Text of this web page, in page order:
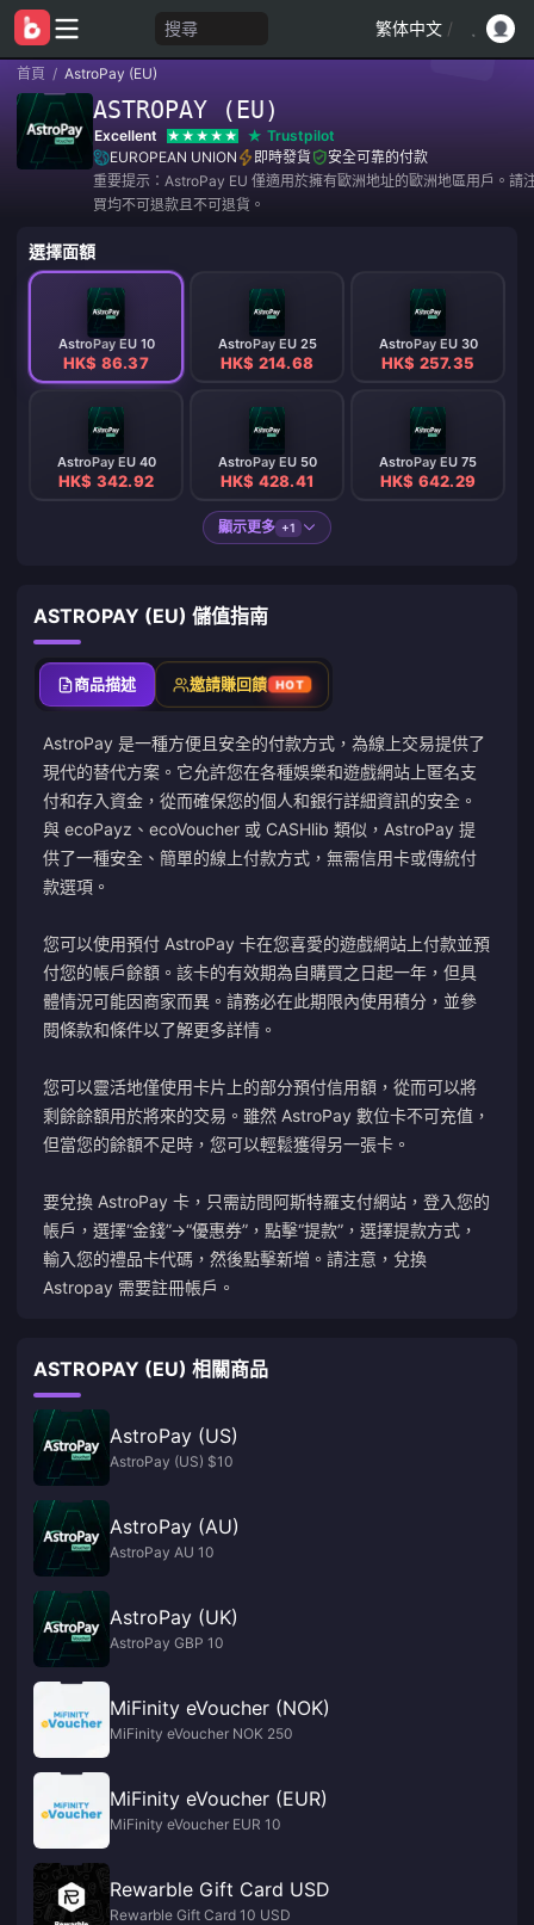
搜尋 繁体中文 /
首頁 / AstroPay (EU)
ASTROPAY (EU)
Excellent
Trustpilot
EUROPEAN UNION
即時發貨
安全可靠的付款
重要提示：AstroPay EU 僅適用於擁有歐洲地址的歐洲地區用戶。請
買均不可退款且不可退貨。
選擇面額
AstroPay EU 10
HK$ 86.37
AstroPay EU 25
HK$ 214.68
AstroPay EU 30
HK$ 257.35
AstroPay EU 40
HK$ 342.92
AstroPay EU 50
HK$ 428.41
AstroPay EU 75
HK$ 642.29
顯示更多 +1
ASTROPAY (EU) 儲值指南
商品描述 邀請賺回饋 HOT
AstroPay 是一種方便且安全的付款方式，為線上交易提供了
現代的替代方案。它允許您在各種娛樂和遊戲網站上匿名支
付和存入資金，從而確保您的個人和銀行詳細資訊的安全。
與 ecoPayz、ecoVoucher 或 CASHlib 類似，AstroPay 提
供了一種安全、簡單的線上付款方式，無需信用卡或傳統付
款選項。
您可以使用預付 AstroPay 卡在您喜愛的遊戲網站上付款並預
付您的帳戶餘額。該卡的有效期為自購買之日起一年，但具
體情況可能因商家而異。請務必在此期限內使用積分，並參
閱條款和條件以了解更多詳情。
您可以靈活地僅使用卡片上的部分預付信用額，從而可以將
剩餘餘額用於將來的交易。雖然 AstroPay 數位卡不可充值，
但當您的餘額不足時，您可以輕鬆獲得另一張卡。
要兌換 AstroPay 卡，只需訪問阿斯特羅支付網站，登入您的
帳戶，選擇“金錢”→“優惠券”，點擊“提款”，選擇提款方式，
輸入您的禮品卡代碼，然後點擊新增。請注意，兌換
Astropay 需要註冊帳戶。
ASTROPAY (EU) 相關商品
AstroPay (US)
AstroPay (US) $10
AstroPay (AU)
AstroPay AU 10
AstroPay (UK)
AstroPay GBP 10
MiFinity eVoucher (NOK)
MiFinity eVoucher NOK 250
MiFinity eVoucher (EUR)
MiFinity eVoucher EUR 10
Rewarble Gift Card USD
Rewarble Gift Card 10 USD